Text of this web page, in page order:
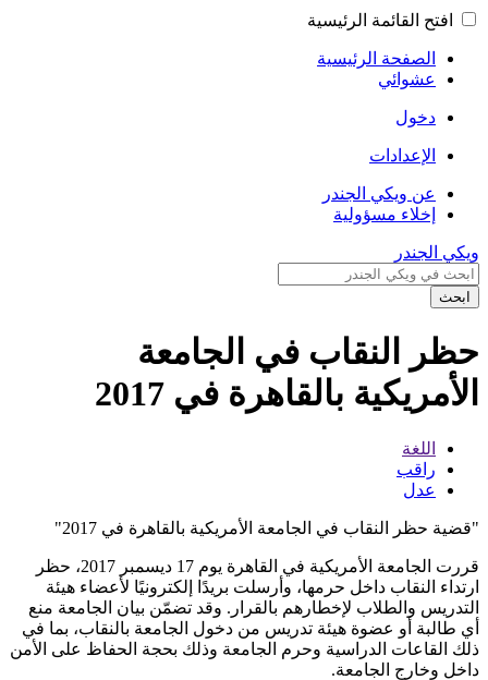
القائمة الرئيسية
الرئيسية
ويكي الجندر
مسؤولية
النقاب في الجامعة
بالقاهرة في 2017
النقاب في الجامعة الأمريكية بالقاهرة في 2017"
قررت الجامعة الأمريكية في القاهرة يوم 17 ديسمبر 2017، حظر
داخل حرمها، وأرسلت بريدًا إلكترونيًا لأعضاء هيئة
والطلاب لإخطارهم بالقرار. وقد تضمّن بيان الجامعة منع
أو عضوة هيئة تدريس من دخول الجامعة بالنقاب، بما في
الدراسية وحرم الجامعة وذلك بحجة الحفاظ على الأمن
الجامعة.